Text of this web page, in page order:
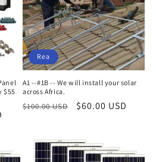
$55
Rea
A1 --#1B -- We will install your solar
across Africa.
Ordinarie
$100.00 USD Försäljningspris
$60.00 USD